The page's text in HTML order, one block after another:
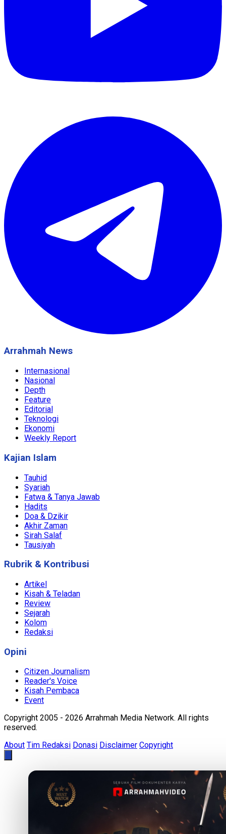
Arrahmah News
Internasional
Nasional
Depth
Feature
Editorial
Teknologi
Ekonomi
Weekly Report
Kajian Islam
Tauhid
Syariah
Fatwa & Tanya Jawab
Hadits
Doa & Dzikir
Akhir Zaman
Sirah Salaf
Tausiyah
Rubrik & Kontribusi
Artikel
Kisah & Teladan
Review
Sejarah
Kolom
Redaksi
Opini
Citizen Journalism
Reader's Voice
Kisah Pembaca
Event
Copyright 2005 - 2026 Arrahmah Media Network. All rights
reserved.
About Tim Redaksi Donasi Disclaimer Copyright